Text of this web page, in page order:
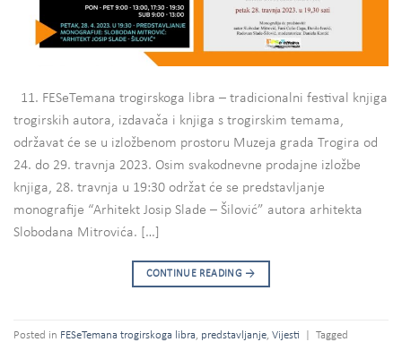
11. FESeTemana trogirskoga libra – tradicionalni festival knjiga
trogirskih autora, izdavača i knjiga s trogirskim temama,
održavat će se u izložbenom prostoru Muzeja grada Trogira od
24. do 29. travnja 2023. Osim svakodnevne prodajne izložbe
knjiga, 28. travnja u 19:30 održat će se predstavljanje
monografije “Arhitekt Josip Slade – Šilović” autora arhitekta
Slobodana Mitrovića. […]
CONTINUE READING →
Posted in FESeTemana trogirskoga libra, predstavljanje, Vijesti
Tagged